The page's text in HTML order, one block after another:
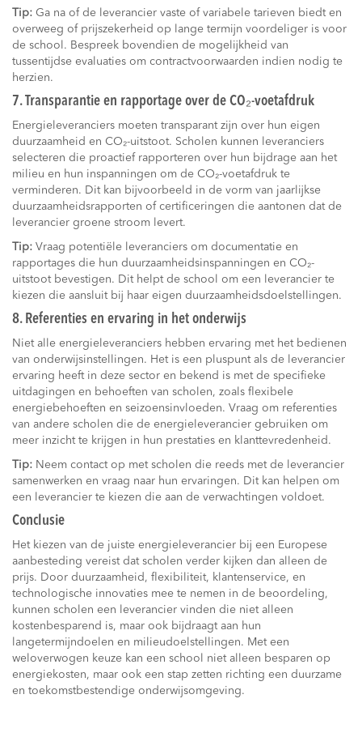
Tip: Ga na of de leverancier vaste of variabele tarieven biedt en
overweeg of prijszekerheid op lange termijn voordeliger is voor
de school. Bespreek bovendien de mogelijkheid van
tussentijdse evaluaties om contractvoorwaarden indien nodig te
herzien.
7. Transparantie en rapportage over de CO₂-voetafdruk
Energieleveranciers moeten transparant zijn over hun eigen
duurzaamheid en CO₂-uitstoot. Scholen kunnen leveranciers
selecteren die proactief rapporteren over hun bijdrage aan het
milieu en hun inspanningen om de CO₂-voetafdruk te
verminderen. Dit kan bijvoorbeeld in de vorm van jaarlijkse
duurzaamheidsrapporten of certificeringen die aantonen dat de
leverancier groene stroom levert.
Tip: Vraag potentiële leveranciers om documentatie en
rapportages die hun duurzaamheidsinspanningen en CO₂-
uitstoot bevestigen. Dit helpt de school om een leverancier te
kiezen die aansluit bij haar eigen duurzaamheidsdoelstellingen.
8. Referenties en ervaring in het onderwijs
Niet alle energieleveranciers hebben ervaring met het bedienen
van onderwijsinstellingen. Het is een pluspunt als de leverancier
ervaring heeft in deze sector en bekend is met de specifieke
uitdagingen en behoeften van scholen, zoals flexibele
energiebehoeften en seizoensinvloeden. Vraag om referenties
van andere scholen die de energieleverancier gebruiken om
meer inzicht te krijgen in hun prestaties en klanttevredenheid.
Tip: Neem contact op met scholen die reeds met de leverancier
samenwerken en vraag naar hun ervaringen. Dit kan helpen om
een leverancier te kiezen die aan de verwachtingen voldoet.
Conclusie
Het kiezen van de juiste energieleverancier bij een Europese
aanbesteding vereist dat scholen verder kijken dan alleen de
prijs. Door duurzaamheid, flexibiliteit, klantenservice, en
technologische innovaties mee te nemen in de beoordeling,
kunnen scholen een leverancier vinden die niet alleen
kostenbesparend is, maar ook bijdraagt aan hun
langetermijndoelen en milieudoelstellingen. Met een
weloverwogen keuze kan een school niet alleen besparen op
energiekosten, maar ook een stap zetten richting een duurzame
en toekomstbestendige onderwijsomgeving.